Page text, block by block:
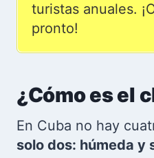
turistas anuales.
pronto!
¿Cómo es el
En Cuba no hay
solo dos: húmeda y